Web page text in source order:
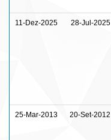
11-Dez-2025 28-Jul-2025
25-Mar-2013 20-Set-2012